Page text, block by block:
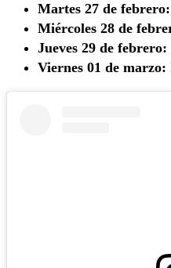
Martes 27 de febrero:
Miércoles 28 de
Jueves 29 de febrero:
Viernes 01 de marzo: